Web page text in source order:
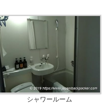
シャワールーム